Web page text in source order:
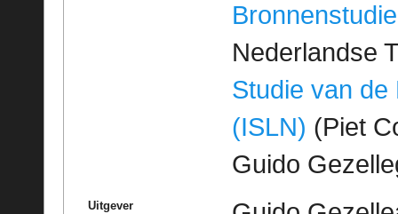
Bronnenstudie
Nederlandse
Studie van de
(ISLN) (Piet
Guido
Uitgever